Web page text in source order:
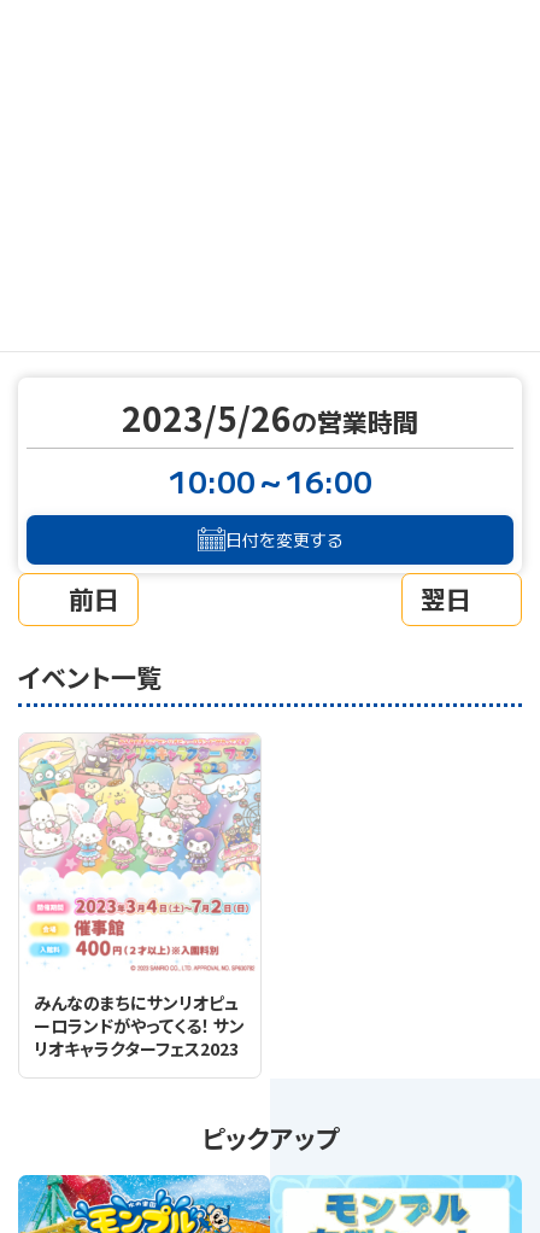
前日
2023/5/26の営業時間
10:00～16:00
日付を変更する
翌日
イベント一覧
みんなのまちにサンリオピュ
ーロランドがやってくる！ サン
リオキャラクターフェス2023
ピックアップ